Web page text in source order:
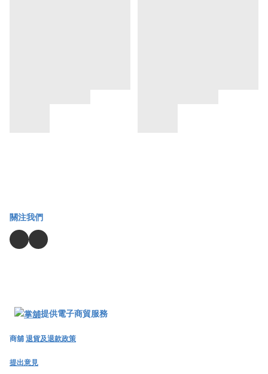
關注我們
提供電子商貿服務
商舖退貨及退款政策
提出意見